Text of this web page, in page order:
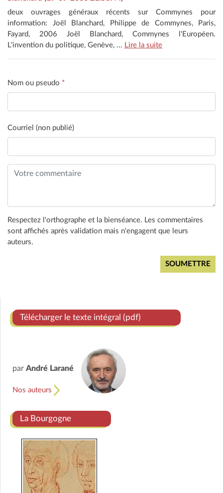
deux ouvrages généraux récents sur Commynes pour
information: Joël Blanchard, Philippe de Commynes, Paris,
Fayard, 2006 Joël Blanchard, Commynes l'Européen.
L'invention du politique, Genève, ... Lire la suite
Nom ou pseudo *
Courriel (non publié)
Respectez l'orthographe et la bienséance. Les commentaires
sont affichés après validation mais n'engagent que leurs
auteurs.
Télécharger le texte intégral (pdf)
par André Larané
Nos auteurs
La Bourgogne